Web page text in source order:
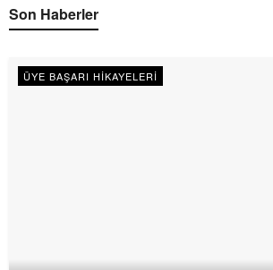
Son Haberler
ÜYE BAŞARI HIKAYELERI